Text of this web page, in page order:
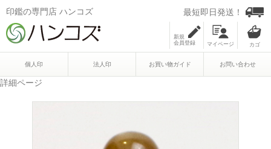
印鑑の専門店 ハンコズ 最短即日発送！
新規
会員登録
マイページ
個人印 法人印 お買い物ガイド お問い合わせ
詳細ページ